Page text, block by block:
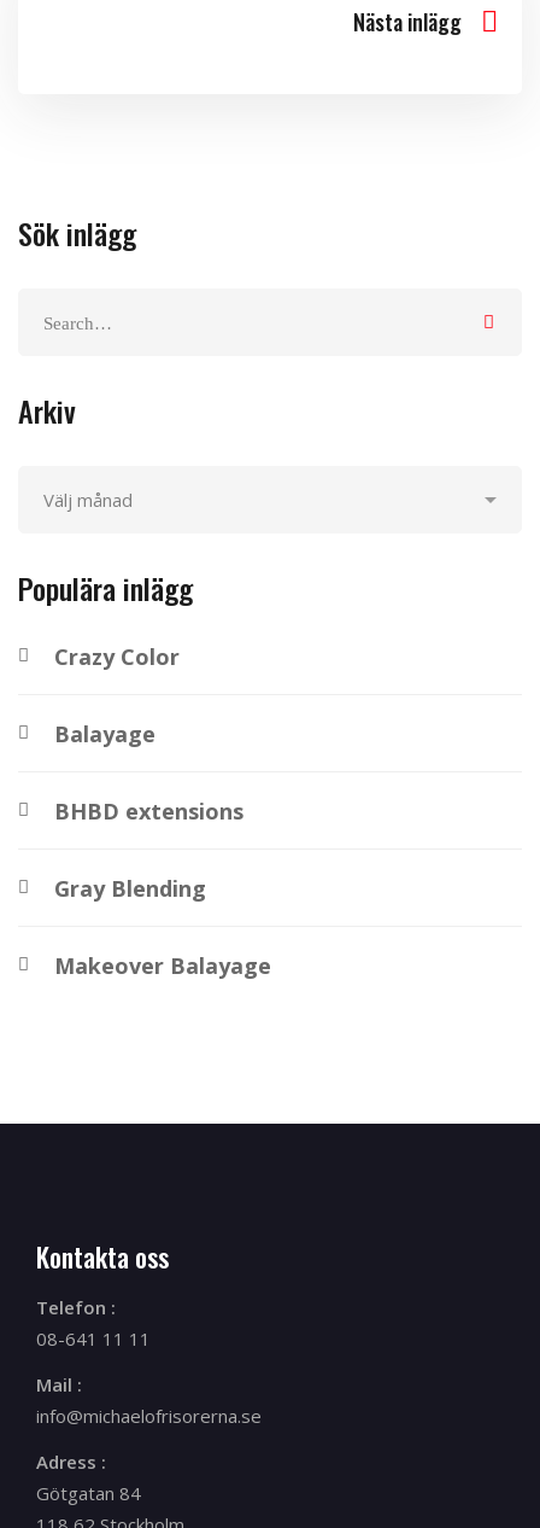
Nästa inlägg
Sök inlägg
Arkiv
Populära inlägg
Crazy Color
Balayage
BHBD extensions
Gray Blending
Makeover Balayage
Kontakta oss
Telefon :
08-641 11 11
Mail :
info@michaelofrisorerna.se
Adress :
Götgatan 84